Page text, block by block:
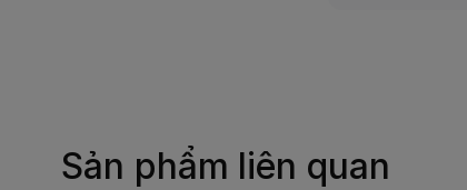
Sản phẩm liên quan